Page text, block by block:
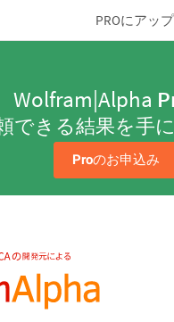
PROにアッ
Wolfram|Alpha
できる結果を手
Proのお申込み